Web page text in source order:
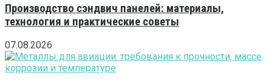
Производство сэндвич панелей: материалы,
технология и практические советы
07.08.2026